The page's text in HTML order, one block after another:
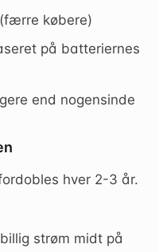
købere)
på batteriernes
end nogensinde
hver 2-3 år.
strøm midt på